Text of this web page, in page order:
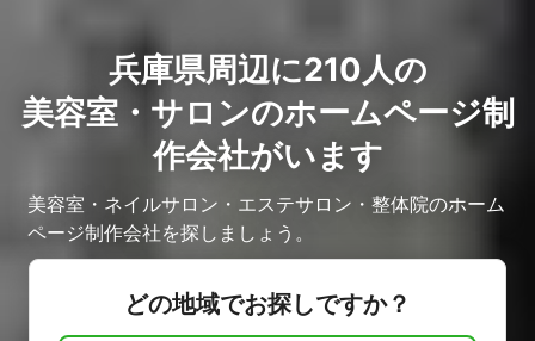
兵庫県周辺に210人の
美容室・サロンのホームページ制
作会社がいます
美容室・ネイルサロン・エステサロン・整体院のホーム
ページ制作会社を探しましょう。
どの地域でお探しですか？